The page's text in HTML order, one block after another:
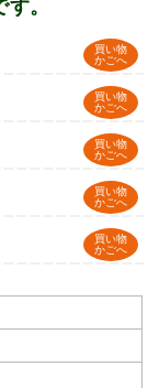
。
買い物
かごへ
買い物
かごへ
買い物
かごへ
買い物
かごへ
買い物
かごへ